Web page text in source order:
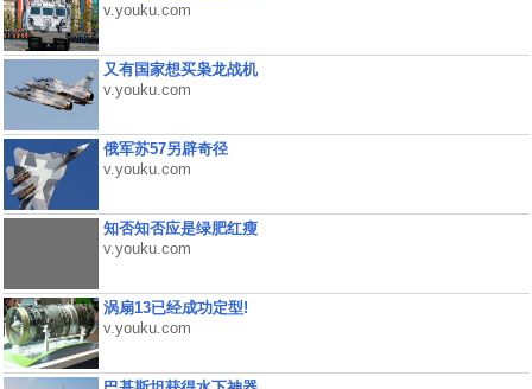
v.youku.com
又有国家想买枭龙战机
v.youku.com
俄军苏57另辟奇径
v.youku.com
知否知否应是绿肥红瘦
v.youku.com
涡扇13已经成功定型!
v.youku.com